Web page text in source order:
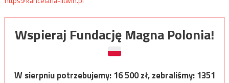
Wspieraj Fundację Magna Polonia!
W sierpniu potrzebujemy:16 500zł, zebraliśmy:1351